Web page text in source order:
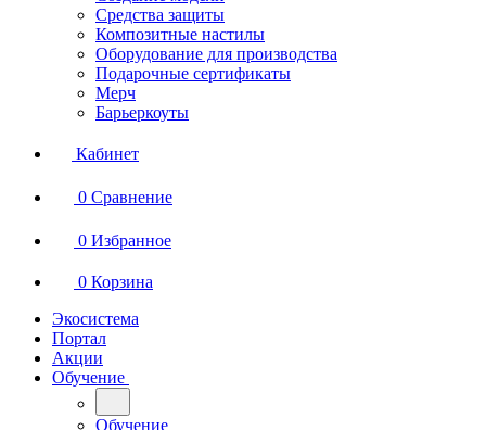
Средства защиты
Композитные настилы
Оборудование для производства
Подарочные сертификаты
Мерч
Барьеркоуты
Кабинет
0 Сравнение
0 Избранное
0 Корзина
Экосистема
Портал
Акции
Обучение
Обучение